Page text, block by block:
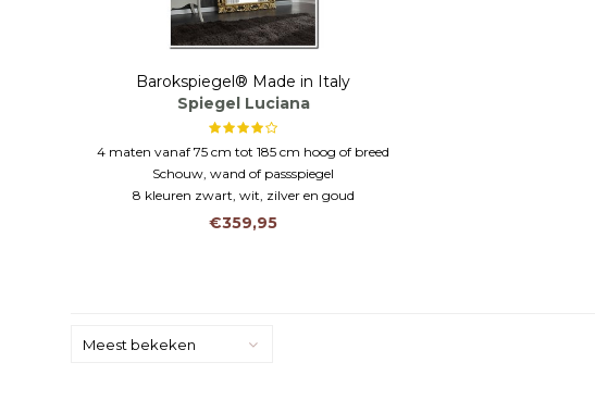
Barokspiegel® Made in Italy
Spiegel Luciana
4 maten vanaf 75 cm tot 185 cm hoog of breed
Schouw, wand of passspiegel
8 kleuren zwart, wit, zilver en goud
€359,95
Meest bekeken